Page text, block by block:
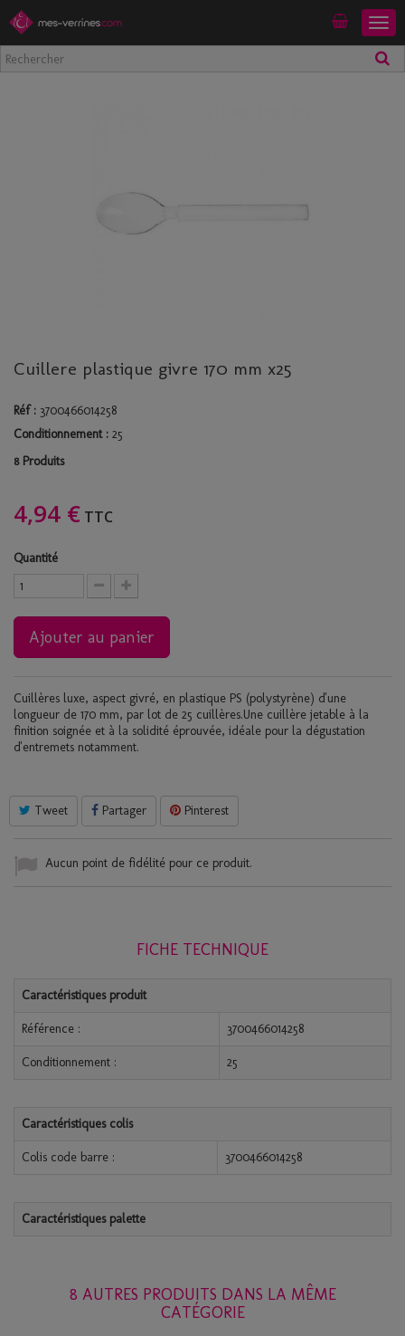
Mon compte
Cuillere plastique givre 170 mm x25
Réf : 3700466014258
Conditionnement : 25
8 Produits
4,94 € TTC
Quantité
Ajouter au panier
Cuillères luxe, aspect givré, en plastique PS (polystyrène) d'une
longueur de 170 mm, par lot de 25 cuillères.Une cuillère jetable à la
finition soignée et à la solidité éprouvée, idéale pour la dégustation
d'entremets notamment.
Tweet Partager Pinterest
Aucun point de fidélité pour ce produit.
FICHE TECHNIQUE
Caractéristiques produit
Référence : 3700466014258
Conditionnement : 25
Caractéristiques colis
Colis code barre : 3700466014258
Caractéristiques palette
8 AUTRES PRODUITS DANS LA MÊME
CATÉGORIE